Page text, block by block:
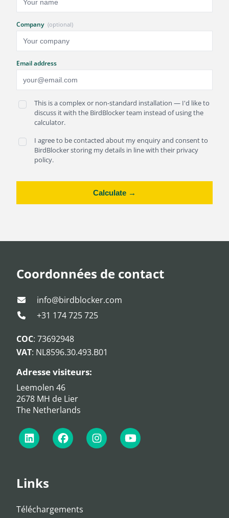
Company (optional)
Email address
This is a complex or non-standard installation — I'd like to
discuss it with the BirdBlocker team instead of using the
calculator.
I agree to be contacted about my enquiry and consent to
BirdBlocker storing my details in line with their privacy
policy.
Calculate →
Coordonnées de contact
info@birdblocker.com
+31 174 725 725
COC: 73692948
VAT: NL8596.30.493.B01
Adresse visiteurs:
Leemolen 46
2678 MH de Lier
The Netherlands
Links
Téléchargements